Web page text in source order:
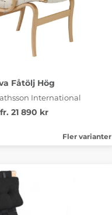
Fåtölj Hög
International
fr. 21 890 kr
Fler varianter